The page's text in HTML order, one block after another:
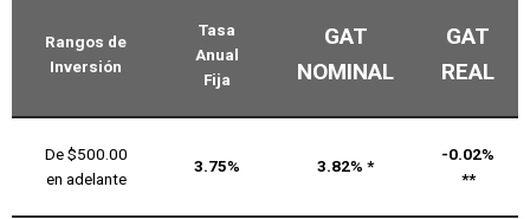
Rangos de
Inversión
Tasa
Anual
Fija
GAT
NOMINAL
GAT
REAL
De $500.00
en adelante
3.75% 3.82% *
-0.02%
**